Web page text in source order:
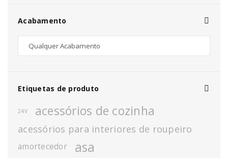
Acabamento
Etiquetas de produto
24V acessórios de cozinha
acessórios para interiores de roupeiro
amortecedor asa